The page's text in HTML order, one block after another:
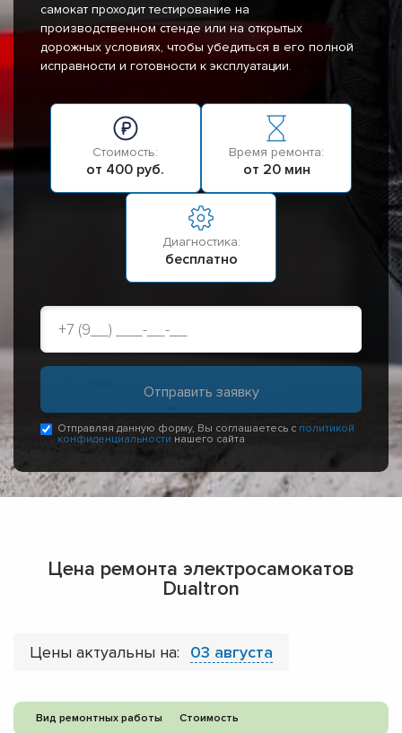
самокат проходит тестирование на
производственном стенде или на открытых
дорожных условиях, чтобы убедиться в его полной
исправности и готовности к эксплуатации.
Стоимость:
от 400 руб.
Время ремонта:
от 20 мин
Диагностика:
бесплатно
Отправляя данную форму, Вы соглашаетесь с политикой
конфиденциальности нашего сайта
Цена ремонта электросамокатов
Dualtron
Цены актуальны на: 03 августа
Вид ремонтных работы Стоимость